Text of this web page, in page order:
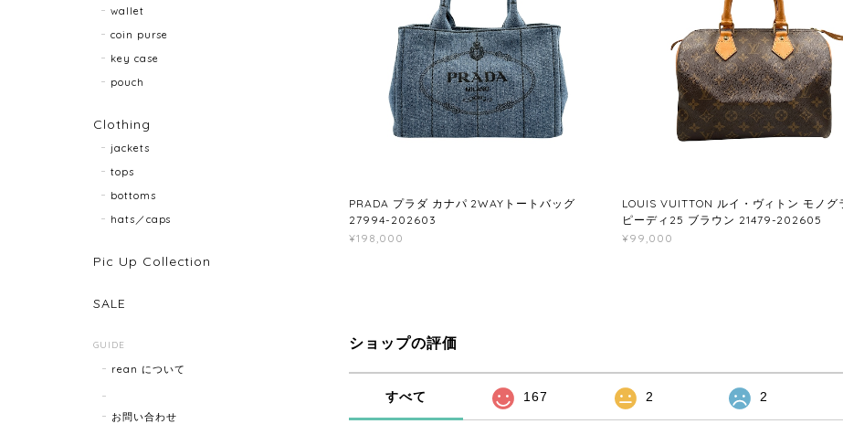
PRADA プラダ カナパ 2WAYトートバッグ
27994-202603
¥198,000
LOUIS VUITTON ルイ・ヴィトン モノグ
ピーディ25 ブラウン 21479-202605
¥99,000
ショップの評価
すべて 167 2 2
wallet
coin purse
key case
pouch
Clothing
jackets
tops
bottoms
hats／caps
Pic Up Collection
SALE
GUIDE
rean について
お問い合わせ